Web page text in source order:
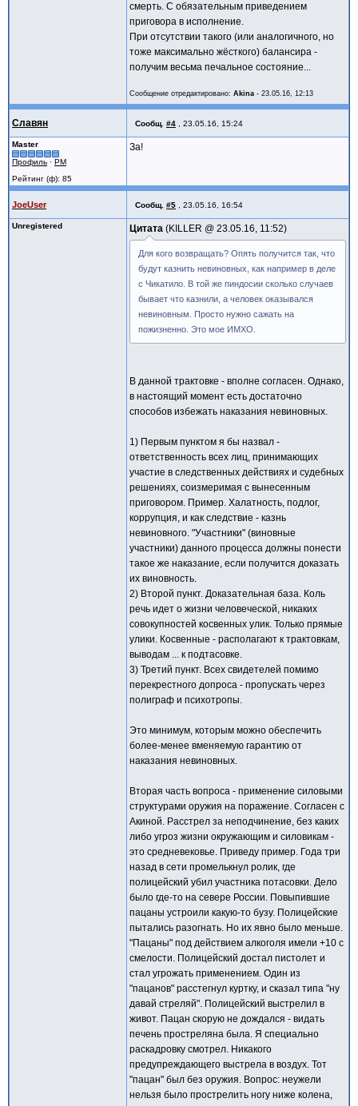
смерть. С обязательным приведением
приговора в исполнение.
При отсутствии такого (или аналогичного, но
тоже максимально жёсткого) балансира -
получим весьма печальное состояние...
Сообщение отредактировано: Akina - 23.05.16, 12:13
Славян Сообщ. #4 23.05.16, 15:24
Master
Профиль · PM
Рейтинг (ф): 85
За!
JoeUser Сообщ. #5 23.05.16, 16:54
Unregistered Цитата KILLER @ 23.05.16, 11:52
Для кого возвращать? Опять получится так, что
будут казнить невиновных, как например в деле
с Чикатило. В той же пиндосии сколько случаев
бывает что казнили, а человек оказывался
невиновным. Просто нужно сажать на
пожизненно. Это мое ИМХО.
В данной трактовке - вполне согласен. Однако,
в настоящий момент есть достаточно
способов избежать наказания невиновных.
1) Первым пунктом я бы назвал -
ответственность всех лиц, принимающих
участие в следственных действиях и судебных
решениях, соизмеримая с вынесенным
приговором. Пример. Халатность, подлог,
коррупция, и как следствие - казнь
невиновного. "Участники" (виновные
участники) данного процесса должны понести
такое же наказание, если получится доказать
их виновность.
2) Второй пункт. Доказательная база. Коль
речь идет о жизни человеческой, никаких
совокупностей косвенных улик. Только прямые
улики. Косвенные - располагают к трактовкам,
выводам ... к подтасовке.
3) Третий пункт. Всех свидетелей помимо
перекрестного допроса - пропускать через
полиграф и психотропы.
Это минимум, которым можно обеспечить
более-менее вменяемую гарантию от
наказания невиновных.
Вторая часть вопроса - применение силовыми
структурами оружия на поражение. Согласен с
Акиной. Расстрел за неподчинение, без каких
либо угроз жизни окружающим и силовикам -
это средневековье. Приведу пример. Года три
назад в сети промелькнул ролик, где
полицейский убил участника потасовки. Дело
было где-то на севере России. Повыпившие
пацаны устроили какую-то бузу. Полицейские
пытались разогнать. Но их явно было меньше.
"Пацаны" под действием алкоголя имели +10 с
смелости. Полицейский достал пистолет и
стал угрожать применением. Один из
"пацанов" расстегнул куртку, и сказал типа "ну
давай стреляй". Полицейский выстрелил в
живот. Пацан скорую не дождался - видать
печень простреляна была. Я специально
раскадровку смотрел. Никакого
предупреждающего выстрела в воздух. Тот
"пацан" был без оружия. Вопрос: неужели
нельзя было прострелить ногу ниже колена,